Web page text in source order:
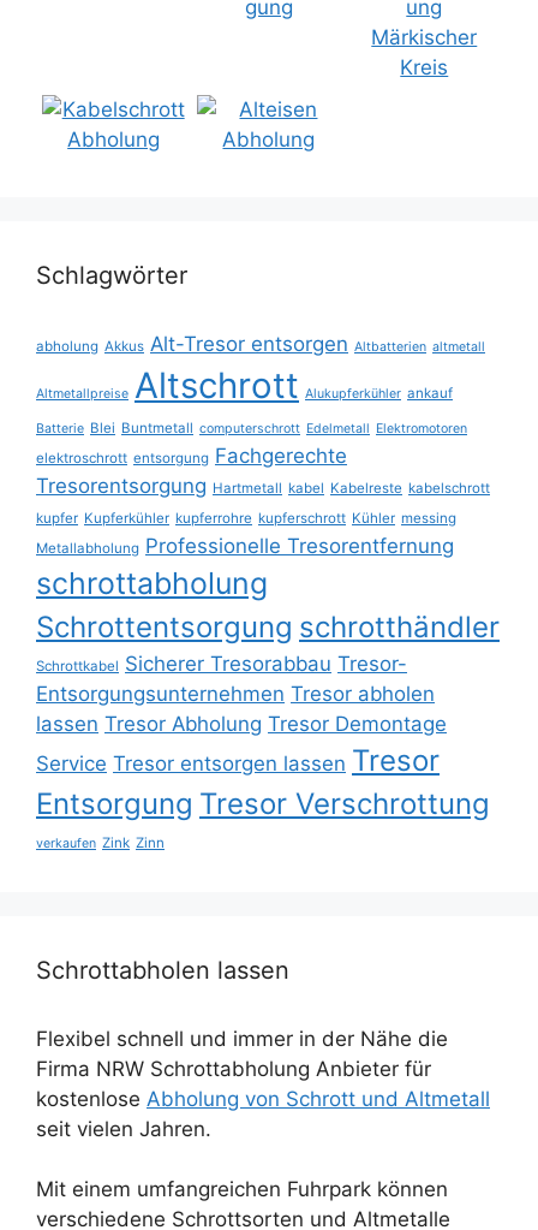
Schlagwörter
abholung Akkus Alt-Tresor entsorgen Altbatterien altmetall
Altmetallpreise Altschrott Alukupferkühler ankauf
Batterie Blei Buntmetall computerschrott Edelmetall Elektromotoren
elektroschrott entsorgung Fachgerechte
Tresorentsorgung Hartmetall kabel Kabelreste kabelschrott
kupfer Kupferkühler kupferrohre kupferschrott Kühler messing
Metallabholung Professionelle Tresorentfernung
schrottabholung
Schrottentsorgung schrotthändler
Schrottkabel Sicherer Tresorabbau Tresor-
Entsorgungsunternehmen Tresor abholen
lassen Tresor Abholung Tresor Demontage
Service Tresor entsorgen lassen Tresor
Entsorgung Tresor Verschrottung
verkaufen Zink Zinn
Schrottabholen lassen
Flexibel schnell und immer in der Nähe die
Firma NRW Schrottabholung Anbieter für
kostenlose Abholung von Schrott und Altmetall
seit vielen Jahren.
Mit einem umfangreichen Fuhrpark können
verschiedene Schrottsorten und Altmetalle